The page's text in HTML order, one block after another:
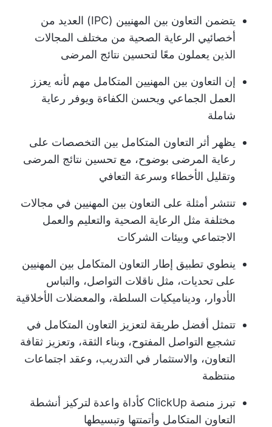
يتضمن التعاون بين المهنيين (IPC) العديد من
أخصائيي الرعاية الصحية من مختلف المجالات
الذين يعملون معًا لتحسين نتائج المرضى
إن التعاون بين المهنيين المتكامل مهم لأنه يعزز
العمل الجماعي ويحسن الكفاءة ويوفر رعاية
شاملة
يظهر أثر التعاون المتكامل بين التخصصات على
رعاية المرضى بوضوح، مع تحسين نتائج المرضى
وتقليل الأخطاء وسرعة التعافي
تنتشر أمثلة على التعاون بين المهنيين في مجالات
مختلفة مثل الرعاية الصحية والتعليم والعمل
الاجتماعي وبيئات الشركات
ينطوي تطبيق إطار التعاون المتكامل بين المهنيين
على تحديات، مثل ناقلات التواصل، والتباس
الأدوار، وديناميكيات السلطة، والمعضلات الأخلاقية
تتمثل أفضل طريقة لتعزيز التعاون المتكامل في
تشجيع التواصل المفتوح، وبناء الثقة، وتعزيز ثقافة
التعاون، والاستثمار في التدريب، وعقد اجتماعات
منتظمة
تبرز منصة ClickUp كأداة واعدة لتركيز أنشطة
التعاون المتكامل وأتمتتها وتبسيطها